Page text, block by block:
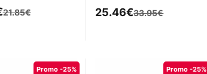
21.85€ 33.95€
Le
25.46€
Le
Promo -25% Promo -25%